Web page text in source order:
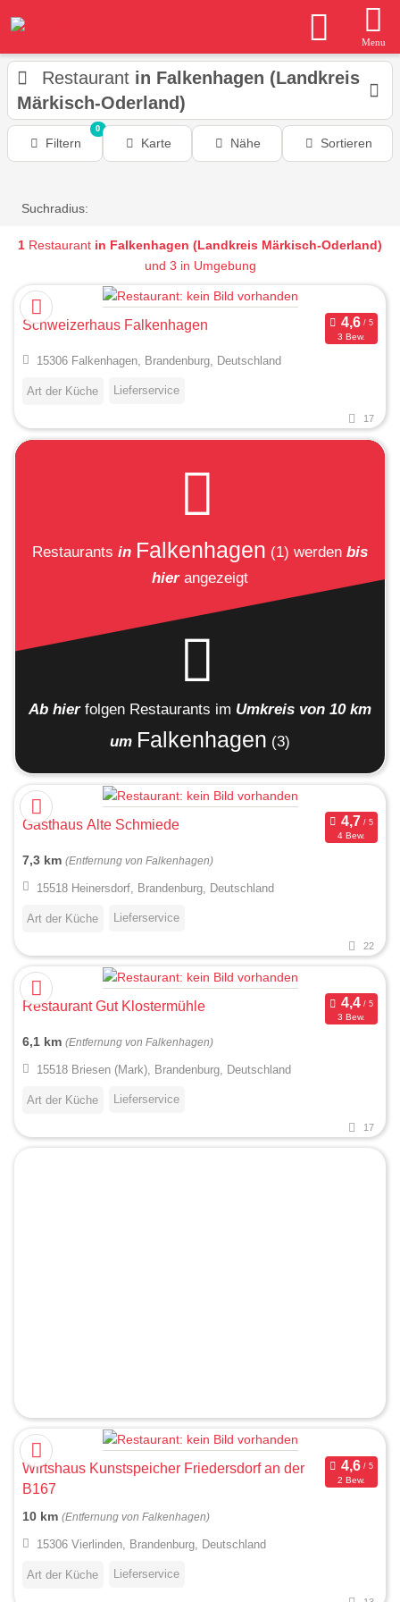
Menu
Restaurant in Falkenhagen (Landkreis
Märkisch-Oderland)
Filtern
0
Karte Nähe Sortieren
Suchradius:
1 Restaurant in Falkenhagen (Landkreis Märkisch-Oderland)
und 3 in Umgebung
Schweizerhaus Falkenhagen
3 Bew.
15306 Falkenhagen, Brandenburg, Deutschland
Art der Küche Lieferservice
17
Restaurants in Falkenhagen (1) werden bis
hierangezeigt
Ab hier folgen Restaurants im Umkreis von 10 km
um Falkenhagen (3)
Gasthaus Alte Schmiede
4 Bew.
7,3 km (Entfernung von Falkenhagen)
15518 Heinersdorf, Brandenburg, Deutschland
Art der Küche Lieferservice
22
Restaurant Gut Klostermühle
3 Bew.
6,1 km (Entfernung von Falkenhagen)
15518 Briesen (Mark), Brandenburg, Deutschland
Art der Küche Lieferservice
17
Wirtshaus Kunstspeicher Friedersdorf an der
B167
2 Bew.
10 km (Entfernung von Falkenhagen)
15306 Vierlinden, Brandenburg, Deutschland
Art der Küche Lieferservice